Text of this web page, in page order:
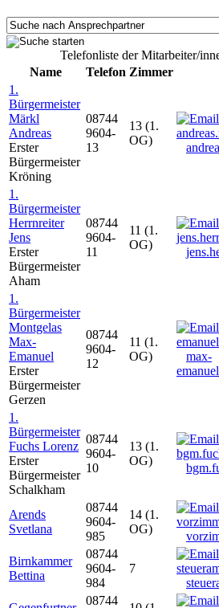
Telefonliste der Mitarbeiter/
Name
Telefon Zimmer
1.
Bürgermeister
Märkl
Andreas
Erster
Bürgermeister
Kröning
08744
9604-
13
13 (1.
OG)
1.
Bürgermeister
Herrnreiter
Jens
Erster
Bürgermeister
Aham
08744
9604-
11
11 (1.
OG)
1.
Bürgermeister
Montgelas
Max-
Emanuel
Erster
Bürgermeister
Gerzen
08744
9604-
12
11 (1.
OG)
max-
1.
Bürgermeister
Fuchs Lorenz
Erster
Bürgermeister
Schalkham
08744
9604-
10
13 (1.
OG)
Arends
Svetlana
08744
9604-
985
14 (1.
OG)
Birnkammer
Bettina
08744
9604-
984
7
08744